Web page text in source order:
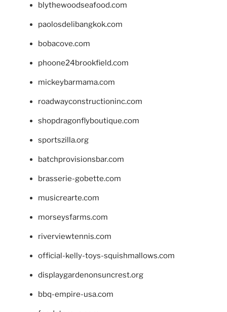
blythewoodseafood.com
paolosdelibangkok.com
bobacove.com
phoone24brookfield.com
mickeybarmama.com
roadwayconstructioninc.com
shopdragonflyboutique.com
sportszilla.org
batchprovisionsbar.com
brasserie-gobette.com
musicrearte.com
morseysfarms.com
riverviewtennis.com
official-kelly-toys-squishmallows.com
displaygardenonsuncrest.org
bbq-empire-usa.com